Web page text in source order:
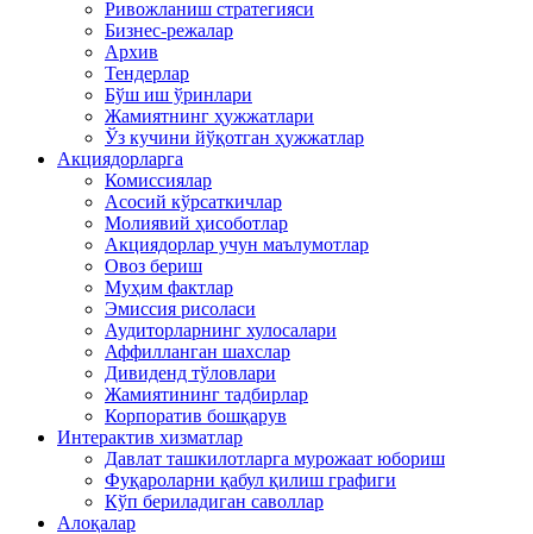
Ривожланиш стратегияси
Бизнес-режалар
Архив
Тендерлар
Бўш иш ўринлари
Жамиятнинг ҳужжатлари
Ўз кучини йўқотган ҳужжатлар
Акциядорларга
Комиссиялар
Асосий кўрсаткичлар
Молиявий ҳисоботлар
Акциядорлар учун маълумотлар
Овоз бериш
Муҳим фактлар
Эмиссия рисоласи
Аудиторларнинг хулосалари
Аффилланган шахслар
Дивиденд тўловлари
Жамиятининг тадбирлар
Корпоратив бошқарув
Интерактив хизматлар
Давлат ташкилотларга мурожаат юбориш
Фуқароларни қабул қилиш графиги
Кўп бериладиган саволлар
Алоқалар